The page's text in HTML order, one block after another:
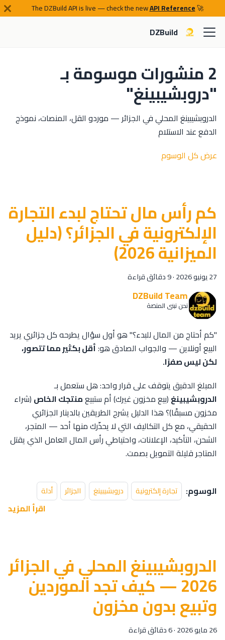
🚀 The DZBuild API is live — check the new
API Reference
DZBuild
2 منشورات موسومة بـ
"دروبشيبينغ"
الدروبشيبينغ المحلي في الجزائر — موردو القل، المنصات، نموذج
الدفع عند الاستلام
عرض كل الوسوم
كم رأس مال تحتاج لبدء التجارة
الإلكترونية في الجزائر؟ (دليل
الميزانية 2026)
27 يونيو 2026 ·9 دقائق قراءة
DZBuild Team
نحن نبني المنصة
"كم أحتاج من المال للبدء؟" هو أول سؤال يطرحه كل جزائري يريد
البيع أونلاين — والجواب الصادق هو:أقل بكثير مما تتصور،
لكن ليس صفرًا.
المبلغ الدقيق يتوقف على قرار واحد: هل ستعمل بـ
الدروبشيبينغ (بيع مخزون غيرك) أم ستبيعمنتجك الخاص (شراء
مخزون مسبقًا)؟ هذا الدليل يشرح الطريقين بالدينار الجزائري
الحقيقي، مع كل التكاليف التي لا يحذّرك منها أحد — المتجر،
الشحن، التأكيد، الإعلانات، واحتياطي رأس المال العامل الذي يقتل
المتاجر قليلة التمويل بصمت.
الوسوم: تجارة إلكترونية دروبشيبينغ الجزائر أدلة
اقرأ المزيد
الدروبشيبينغ المحلي في الجزائر
2026 — كيف تجد الموردين
وتبيع بدون مخزون
26 مايو 2026 ·6 دقائق قراءة